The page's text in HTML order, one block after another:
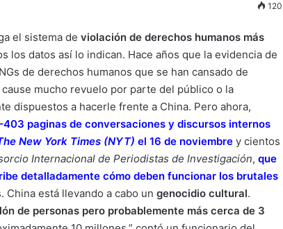
120
el sistema de violación de derechos humanos más
los datos así lo indican. Hace años que la evidencia de
de derechos humanos que se han cansado de
mucho revuelo por parte del público o la
dispuestos a hacerle frente a China. Pero ahora,
403 paginas de conversaciones y discursos internos
New York Times (NYT) el 16 de noviembre y cientos
Internacional de Periodistas de Investigación, que
detalladamente cómo deben funcionar los brutales
China está llevando a cabo un genocidio cultural.
de personas pero probablemente más cerca de 3